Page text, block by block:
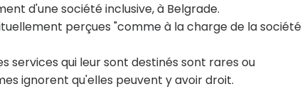
d'une société inclusive, à Belgrade.
perçues "comme à la charge de la société
services qui leur sont destinés sont rares ou
ignorent qu'elles peuvent y avoir droit.